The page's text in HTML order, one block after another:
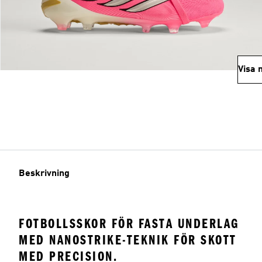
Visa
Beskrivning
FOTBOLLSSKOR FÖR FASTA UNDERLAG
MED NANOSTRIKE-TEKNIK FÖR SKOTT
MED PRECISION.